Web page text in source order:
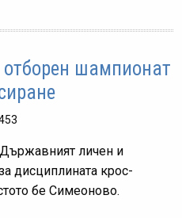
шампионат
личен и
дисциплината крос-
бе Симеоново.